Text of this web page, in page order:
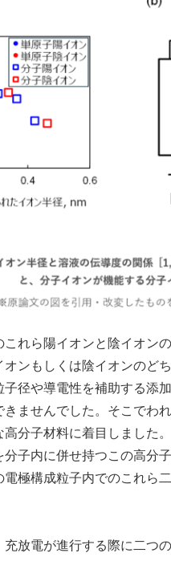
れら陽イオンと陰イオン
ンもしくは陰イオンのど
径や導電性を補助する添
ませんでした。そこでわ
高分子材料に着目しました
子内に併せ持つこの高分
極構成粒子内でのこれら
放電が進行する際に二つ